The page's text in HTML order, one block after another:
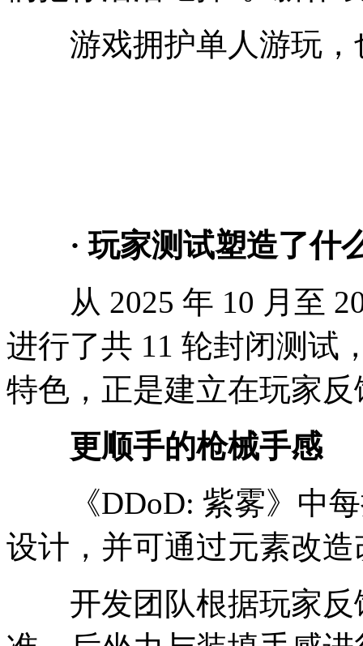
游戏拥护单人游玩，
· 玩家测试塑造了什
从 2025 年 10 月至
进行了共 11 轮封闭测试
特色，正是建立在玩家
更顺手的枪械手感
《DDoD: 紫雾》中每
设计，并可通过元素改
开发团队根据玩家反